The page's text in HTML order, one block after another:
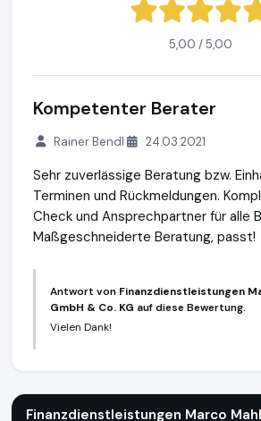
5,00 / 5,00
Kompetenter Berater
Rainer Bendl 24.03.2021
Sehr zuverlässige Beratung bzw.
Terminen und Rückmeldungen.
Check und Ansprechpartner für alle
Maßgeschneiderte Beratung, passt!
Antwort von Finanzdienstleistungen
GmbH & Co. KG auf diese Bewertung.
Vielen Dank!
Finanzdienstleistungen Marco